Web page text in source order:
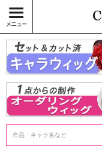
商品タグ
キャラウィッグ
未加工ウィッグ
ベースウィッグ
衣装
SALE中